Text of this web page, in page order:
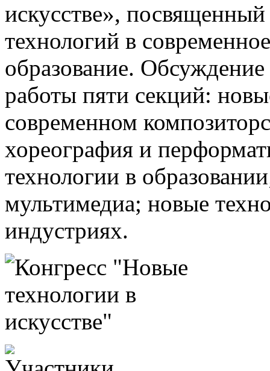
искусстве»,
технологий в
образование.
работы пяти секций:
современном
хореография и
технологии в
мультимедиа; новые
индустриях.